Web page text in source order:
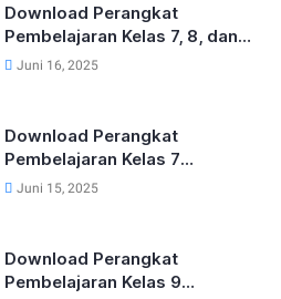
Download Perangkat
Pembelajaran Kelas 7, 8, dan
9 Lengkap Tahun 2025/2026
Juni 16, 2025
Download Perangkat
Pembelajaran Kelas 7
Kurikulum Merdeka Lengkap
Juni 15, 2025
Download Perangkat
Pembelajaran Kelas 9